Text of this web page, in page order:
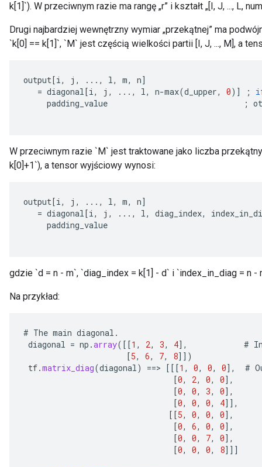
k[1]`). W przeciwnym razie ma rangę „r” i kształt „[I, J, ..., L,
Drugi najbardziej wewnętrzny wymiar „przekątnej” ma
`k[0] == k[1]`, `M` jest częścią wielkości partii [I, J, ..., M], a
output[i, j , ..., l, m, n]
= diagonal[i, j , ..., l, n-max(d_upper, 0) ] ;
padding_value
;
W przeciwnym razie `M` jest traktowane jako liczba
k[0]+1`), a tensor wyjściowy wynosi:
output[i, j , ..., l, m, n]
= diagonal[i, j , ..., l, diag_index,
padding_value
gdzie `d = n - m`, `diag_index = k[1] - d` i `index_in_diag = n -
Na przykład:
# The main diagonal .
diagonal = np .array( [[1 , 2, 3, 4] , #
[5, 6, 7, 8]] )
tf.matrix_diag(diagonal) ==> [[[1 , 0, 0, 0] , #
[0, 2, 0, 0] ,
[0, 0, 3, 0] ,
[0, 0, 0, 4]] ,
[[5, 0, 0, 0] ,
[0, 6, 0, 0] ,
[0, 0, 7, 0] ,
[0, 0, 0, 8]]]